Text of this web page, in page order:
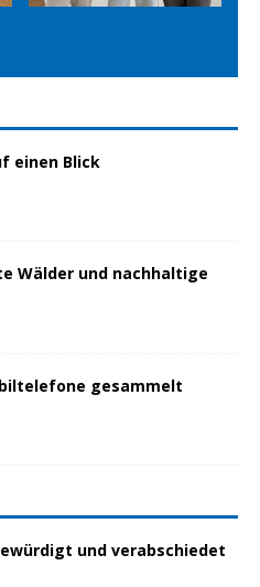
t
einen Blick
Wälder und nachhaltige
gesammelt
und verabschiedet